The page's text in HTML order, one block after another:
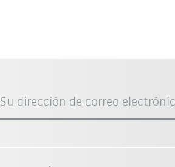
Su dirección de correo